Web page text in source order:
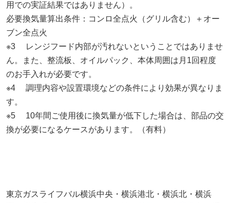
用での実証結果ではありません）。
必要換気量算出条件：コンロ全点火（グリル含む）＋オー
ブン全点火
※3 レンジフード内部が汚れないということではありませ
ん。また、整流板、オイルパック、本体周囲は月1回程度
のお手入れが必要です。
※4 調理内容や設置環境などの条件により効果が異なりま
す。
※5 10年間ご使用後に換気量が低下した場合は、部品の交
換が必要になるケースがあります。（有料）
東京ガスライフバル横浜中央・横浜港北・横浜北・横浜